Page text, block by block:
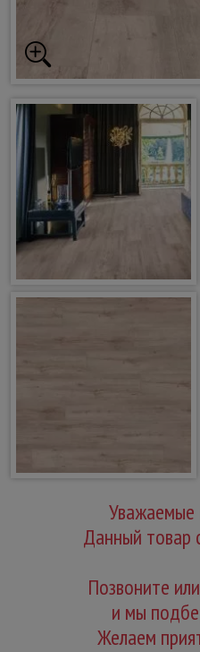
Уважаемые
Данный товар
Позвоните
и мы
Желаем